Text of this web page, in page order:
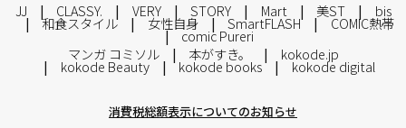
JJ CLASSY. VERY STORY Mart 美ST bis
和食スタイル 女性自身 SmartFLASH COMIC熱帯
comic Pureri
マンガ コミソル
本がすき。 kokode.jp
kokode Beauty kokode books kokode digital
消費税総額表示についてのお知らせ